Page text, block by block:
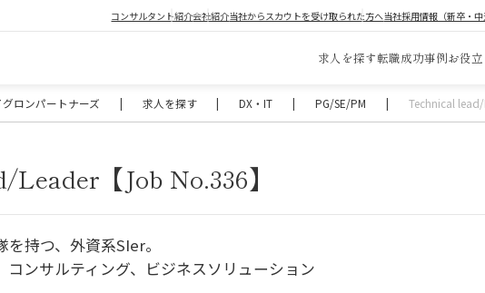
コンサルタント紹介会社紹介当社からスカウトを受け取られた方へ当社採用情報（新卒・中
求人を探す転職成功事例お役
ロンパートナーズ | 求人を探す | DX・IT | PG/SE/PM | Technical lead/
【Job No.336】
持つ、外資系SIer。
ンサルティング、ビジネスソリューション